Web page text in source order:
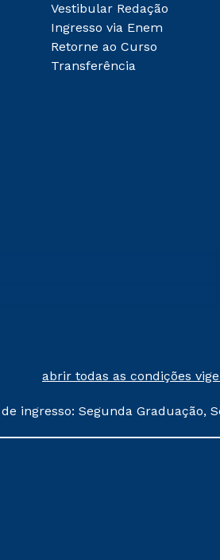
Vestibular Redação
Ingresso via Enem
Retorne ao Curso
Transferência
abrir todas as condições
ingresso: Segunda Graduação,
nos períodos de